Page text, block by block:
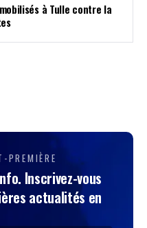
à Tulle contre la
PREMIÈRE
Inscrivez-vous
actualités en